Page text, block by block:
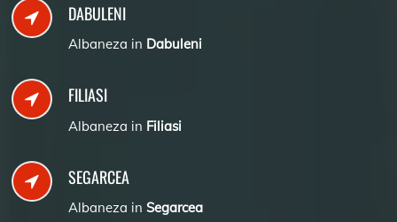
DABULENI
Albaneza in Dabuleni
FILIASI
Albaneza in Filiasi
SEGARCEA
Albaneza in Segarcea